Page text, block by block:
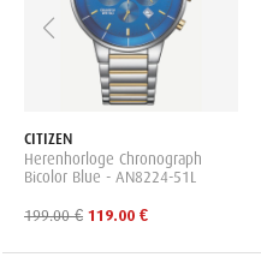
CITIZEN
Herenhorloge Chronograph
Bicolor Blue - AN8224-51L
199.00 € 119.00 €